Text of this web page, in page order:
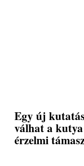
Egy új
válhat a
érzelmi